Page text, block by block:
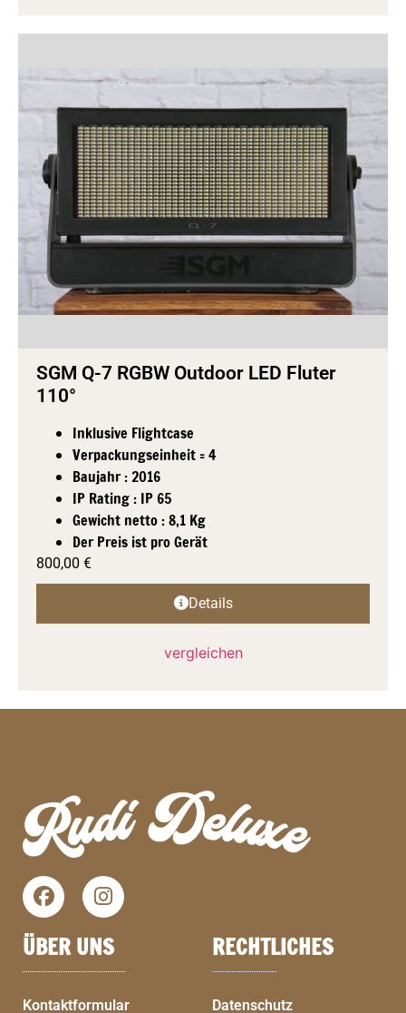
SGM Q-7 RGBW Outdoor LED Fluter
110°
Inklusive Flightcase
Verpackungseinheit = 4
Baujahr : 2016
IP Rating : IP 65
Gewicht netto : 8,1 Kg
Der Preis ist pro Gerät
800,00 €
Details
vergleichen
ÜBER UNS
Kontaktformular
RECHTLICHES
Datenschutz